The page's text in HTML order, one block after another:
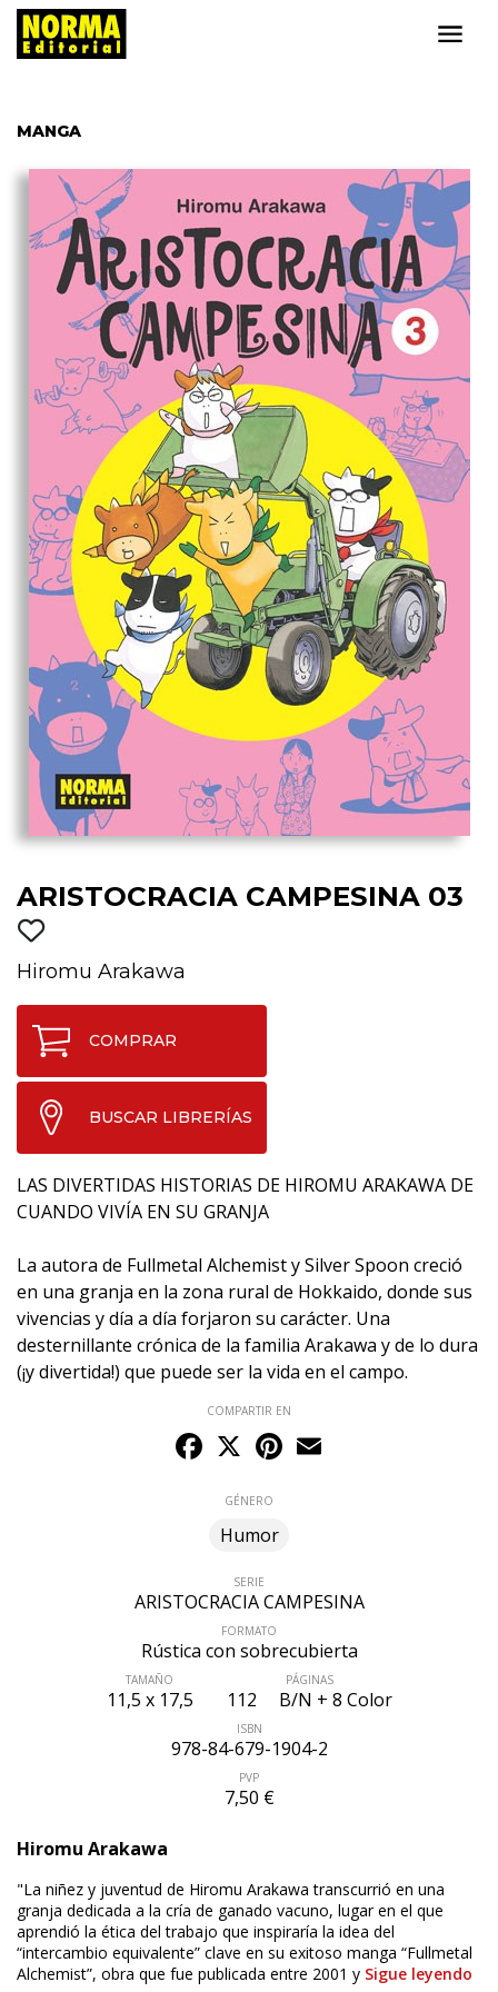
MANGA
ARISTOCRACIA CAMPESINA 03
Hiromu Arakawa
COMPRAR
BUSCAR LIBRERÍAS
LAS DIVERTIDAS HISTORIAS DE HIROMU ARAKAWA DE
CUANDO VIVÍA EN SU GRANJA
La autora de Fullmetal Alchemist y Silver Spoon creció
en una granja en la zona rural de Hokkaido, donde sus
vivencias y día a día forjaron su carácter. Una
desternillante crónica de la familia Arakawa y de lo dura
(¡y divertida!) que puede ser la vida en el campo.
COMPARTIR EN
Facebook
X Pinterest
GÉNERO
Humor
SERIE
ARISTOCRACIA CAMPESINA
FORMATO
Rústica con sobrecubierta
TAMAÑO
11,5 x 17,5
PÁGINAS
112 B/N + 8 Color
ISBN
978-84-679-1904-2
PVP
7,50 €
Hiromu Arakawa
"La niñez y juventud de Hiromu Arakawa transcurrió en una
granja dedicada a la cría de ganado vacuno, lugar en el que
aprendió la ética del trabajo que inspiraría la idea del
“intercambio equivalente” clave en su exitoso manga “Fullmetal
Alchemist”, obra que fue publicada entre 2001 y Sigue leyendo